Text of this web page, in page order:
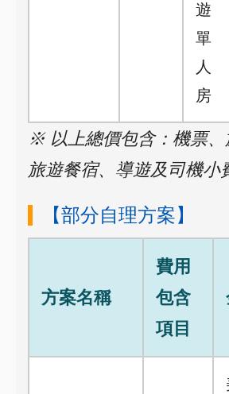
遊
單
人
房
※ 以上總價包含：機票、
旅遊餐宿、導遊及司機小
【部分自理方案】
方案名稱
費用
包含
項目